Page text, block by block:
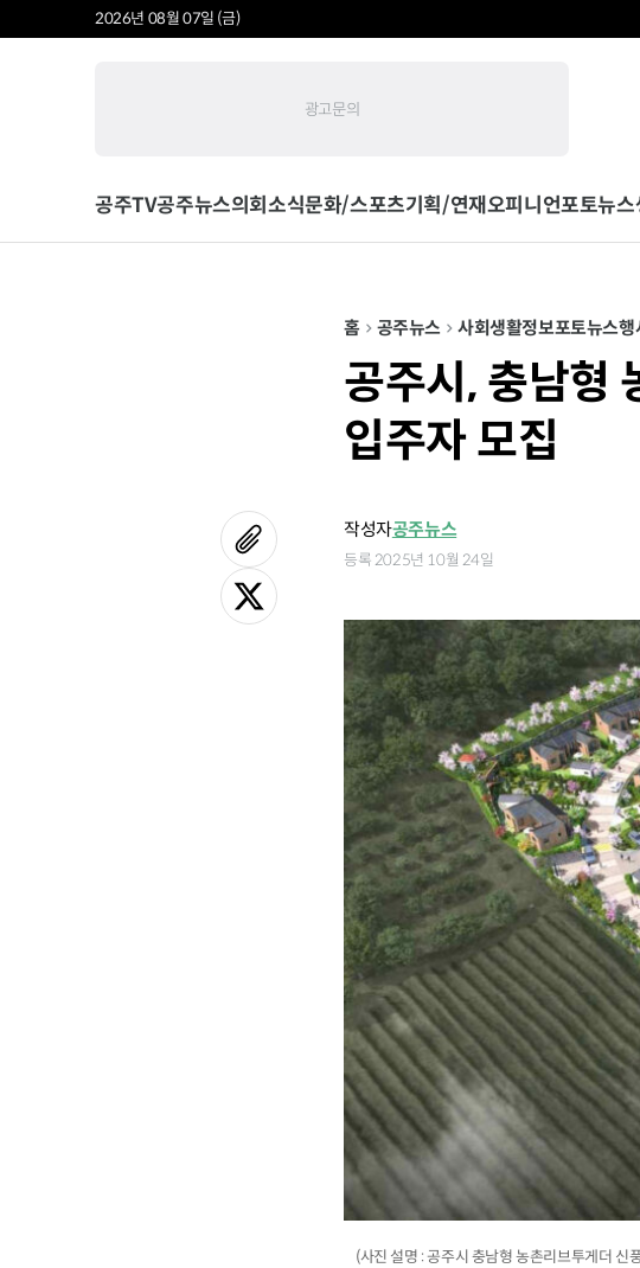
2026년 08월 07일 (금)
광고문의
공주TV공주뉴스의회소식문화/스포츠기획/연재오피니언포토뉴스
홈 공주뉴스 사회생활정보포토뉴스행
공주시, 충남형
입주자 모집
작성자공주뉴스
등록 2025년 10월 24일
(사진 설명 : 공주시 충남형 농촌리브투게더 신